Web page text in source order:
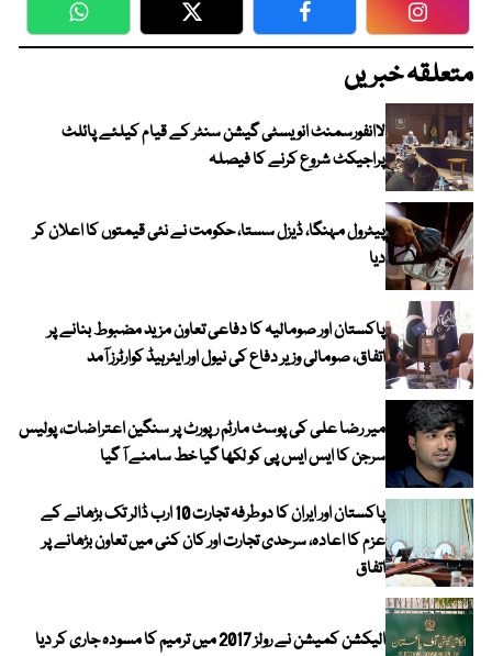
WhatsApp Twitter Facebook
متعلقہ خبریں
لاانفورسمنٹ انویسٹی گیشن سنٹر کے قیام کیلئے پائلٹ
پراجیکٹ شروع کرنے کا فیصلہ
پیٹرول مہنگا، ڈیزل سستا، حکومت نے نئی قیمتوں کا اعلان کر
دیا
پاکستان اور صومالیہ کا دفاعی تعاون مزید مضبوط بنانے پر
اتفاق، صومالی وزیر دفاع کی نیول اور ایئرہیڈ کوارٹرز آمد
میر رضا علی کی پوسٹ مارٹم رپورٹ پر سنگین اعتراضات، پولیس
سرجن کا ایس ایس پی کو لکھا گیا خط سامنے آ گیا
پاکستان اور ایران کا دوطرفہ تجارت 10 ارب ڈالر تک بڑھانے کے
عزم کا اعادہ، سرحدی تجارت اور کان کنی میں تعاون بڑھانے پر
اتفاق
الیکشن کمیشن نے رولز 2017 میں ترمیم کا مسودہ جاری کر دیا